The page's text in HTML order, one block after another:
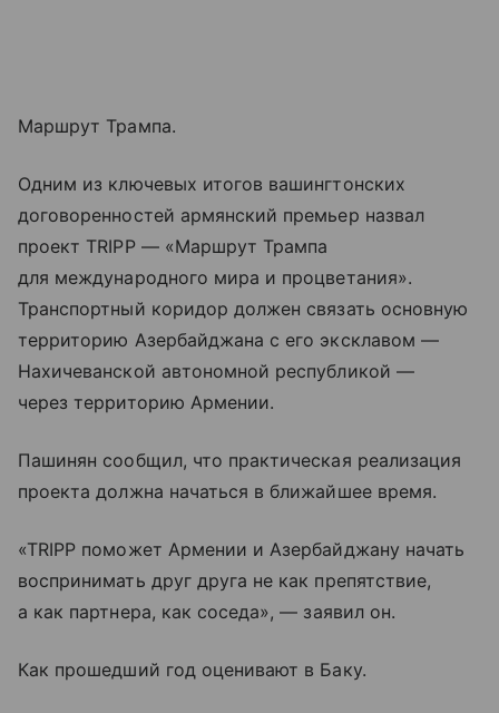
Маршрут Трампа.
Одним из ключевых итогов вашингтонских
договоренностей армянский премьер назвал
проект TRIPP — «Маршрут Трампа
для международного мира и процветания».
Транспортный коридор должен связать основную
территорию Азербайджана с его эксклавом —
Нахичеванской автономной республикой —
через территорию Армении.
Пашинян сообщил, что практическая реализация
проекта должна начаться в ближайшее время.
«TRIPP поможет Армении и Азербайджану начать
воспринимать друг друга не как препятствие,
а как партнера, как соседа», — заявил он.
Как прошедший год оценивают в Баку.